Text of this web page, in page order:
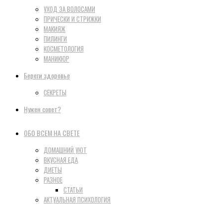
УХОД ЗА ВОЛОСАМИ
ПРИЧЕСКИ И СТРИЖКИ
МАКИЯЖ
ПИЛИНГИ
КОСМЕТОЛОГИЯ
МАНИКЮР
Береги здоровье
СЕКРЕТЫ
Нужен совет?
ОБО ВСЕМ НА СВЕТЕ
ДОМАШНИЙ УЮТ
ВКУСНАЯ ЕДА
ДИЕТЫ
РАЗНОЕ
СТАТЬИ
АКТУАЛЬНАЯ ПСИХОЛОГИЯ